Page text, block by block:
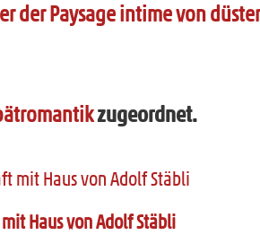
der Paysage intime von
zugeordnet.
Haus von Adolf Stäbli